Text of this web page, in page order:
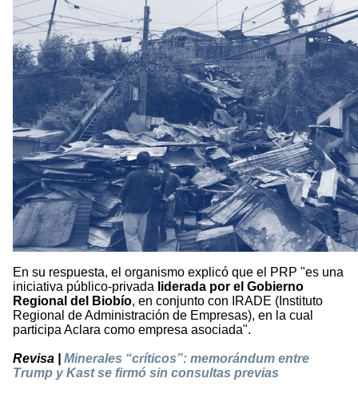
En su respuesta, el organismo explicó que el PRP "es una
iniciativa público-privada liderada por el Gobierno
Regional del Biobío, en conjunto con IRADE (Instituto
Regional de Administración de Empresas), en la cual
participa Aclara como empresa asociada".
Revisa | Minerales “críticos”: memorándum entre
Trump y Kast se firmó sin consultas previas